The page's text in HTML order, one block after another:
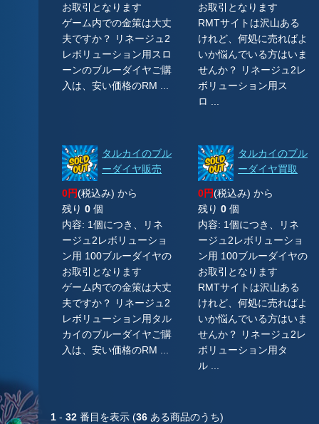
お取引となります
ゲーム内での金策は大丈
夫ですか？ リネージュ2
レボリューション用スロ
ーンのブルーダイヤご購
入は、安い価格のRM ...
お取引となります
RMTサイトは沢山ある
けれど、何処に売ればよ
いか悩んでいる方はいま
せんか？ リネージュ2レ
ボリューション用ス
ロ ...
タルカイのブル
ーダイヤ販売
0円(税込み) から
残り 0 個
内容: 1個につき、リネ
ージュ2レボリューショ
ン用 100ブルーダイヤの
お取引となります
ゲーム内での金策は大丈
夫ですか？ リネージュ2
レボリューション用タル
カイのブルーダイヤご購
入は、安い価格のRM ...
タルカイのブル
ーダイヤ買取
0円(税込み) から
残り 0 個
内容: 1個につき、リネ
ージュ2レボリューショ
ン用 100ブルーダイヤの
お取引となります
RMTサイトは沢山ある
けれど、何処に売ればよ
いか悩んでいる方はいま
せんか？ リネージュ2レ
ボリューション用タ
ル ...
1 - 32 番目を表示 (36 ある商品のうち)